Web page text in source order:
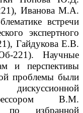
Иванова М.А.
встречи
экспертного
Гайдукова Е.В.
221). Научные
и перспективы
проблемы были
дискуссионной
В.М.
по избранной